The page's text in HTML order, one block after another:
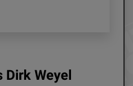
Dirk Weyel